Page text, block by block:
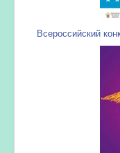
Всероссийский